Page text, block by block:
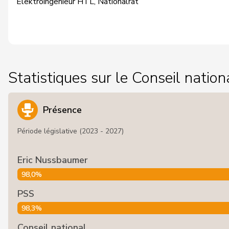
Statistiques sur le Conseil
Présence
Période législative (2023 - 2027)
Eric Nussbaumer
98,0%
PSS
98,3%